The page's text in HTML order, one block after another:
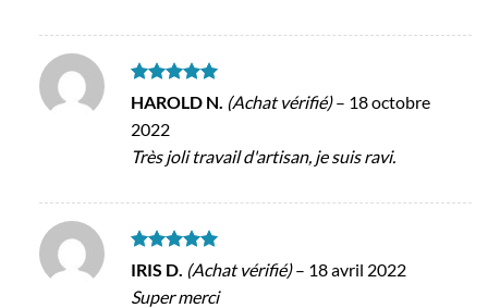
Note5sur
5
HAROLD N. (Achat vérifié) – 18 octobre
2022
Très joli travail d'artisan, je suis ravi.
Note5
sur
5
IRIS D. (Achat vérifié) – 18 avril 2022
Super merci